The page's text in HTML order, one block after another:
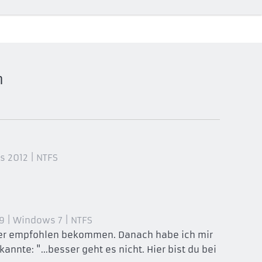
Mozilla Thunderbird
2012 | NTFS
| Windows 7 | NTFS
empfohlen bekommen. Danach habe ich mir
"...besser geht es nicht. Hier bist du bei